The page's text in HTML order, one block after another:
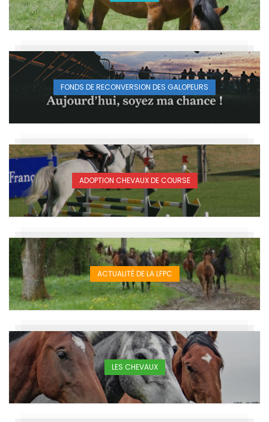
FONDS DE RECONVERSION DES GALOPEURS
ADOPTION CHEVAUX DE COURSE
ACTUALITÉ DE LA LFPC
LES CHEVAUX